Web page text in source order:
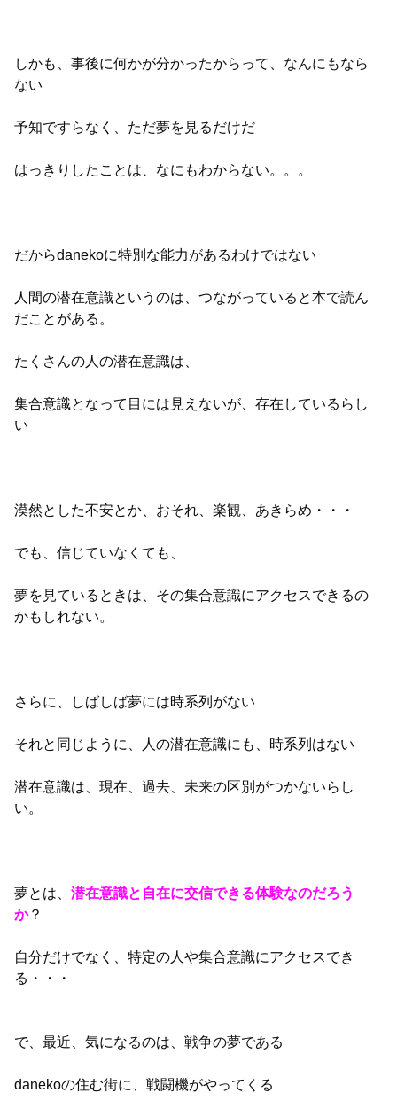
しかも、事後に何かが分かったからって、なんにもなら
ない
予知ですらなく、ただ夢を見るだけだ
はっきりしたことは、なにもわからない。。。
だからdanekoに特別な能力があるわけではない
人間の潜在意識というのは、つながっていると本で読ん
だことがある。
たくさんの人の潜在意識は、
集合意識となって目には見えないが、存在しているらし
い
漠然とした不安とか、おそれ、楽観、あきらめ・・・
でも、信じていなくても、
夢を見ているときは、その集合意識にアクセスできるの
かもしれない。
さらに、しばしば夢には時系列がない
それと同じように、人の潜在意識にも、時系列はない
潜在意識は、現在、過去、未来の区別がつかないらし
い。
夢とは、潜在意識と自在に交信できる体験なのだろう
か？
自分だけでなく、特定の人や集合意識にアクセスでき
る・・・
で、最近、気になるのは、戦争の夢である
danekoの住む街に、戦闘機がやってくる